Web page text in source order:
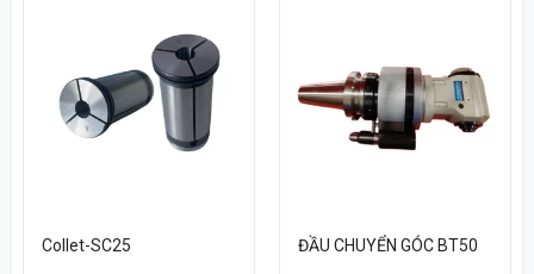
Collet-SC25 ĐẦU CHUYỂN GÓC BT50